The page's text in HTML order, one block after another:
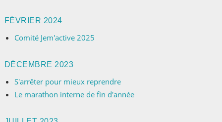
FÉVRIER 2024
Comité Jem'active 2025
DÉCEMBRE 2023
S'arrêter pour mieux reprendre
Le marathon interne de fin d'année